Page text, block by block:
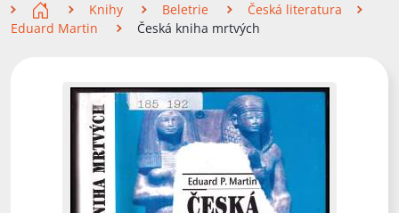
Knihy Beletrie
Česká literatura
Eduard Martin
Česká kniha mrtvých